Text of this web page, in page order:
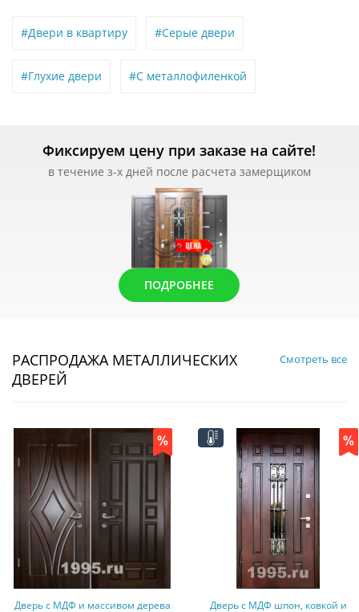
#Двери в квартиру #Серые двери
#Глухие двери #С металлофиленкой
Фиксируем цену при заказе на сайте!
в течение з-х дней после расчета замерщиком
ПОДРОБНЕЕ
РАСПРОДАЖА МЕТАЛЛИЧЕСКИХ
ДВЕРЕЙ
Смотреть все
Дверь с МДФ и массивом дерева
Дверь с МДФ шпон, ковкой и